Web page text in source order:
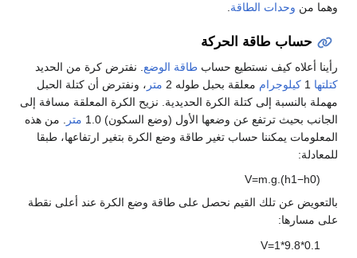
وهما من وحدات الطاقة
حساب طاقة الحركة
رأينا أعلاه كيف نستطيع حساب طاقة الوضع . نفترض كرة من الحديد
كتلتها
كيلوجرام معلقة بحبل طوله 2 متر ، ونفترض أن كتلة الحبل
مهملة بالنسبة إلى كتلة الكرة الحديدية. نزيح الكرة المعلقة مسافة إلى
الجانب بحيث ترتفع عن وضعها الأول (وضع السكون) 1.0
متر
. من هذه
المعلومات يمكننا حساب تغير طاقة وضع الكرة بتغير ارتفاعها، طبقا
للمعادلة:
V=m.g.(h1−h0)
بالتعويض عن تلك القيم نحصل على طاقة وضع الكرة عند أعلى نقطة
على مسارها:
V=1*9.8*0.1